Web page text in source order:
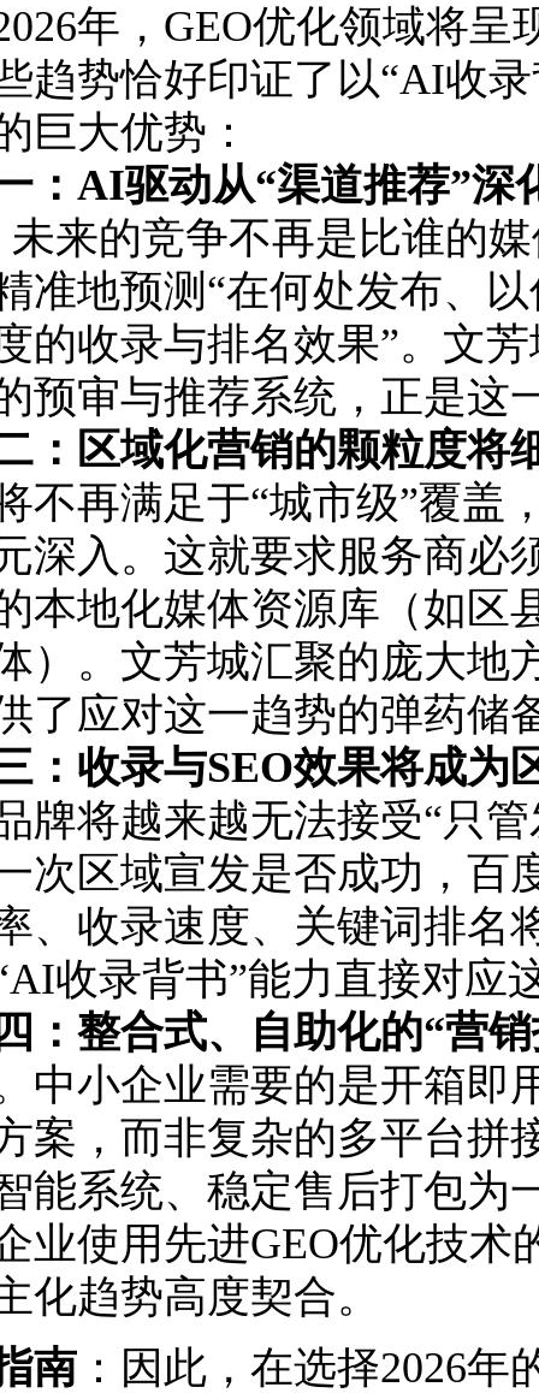
年，GEO优化领域将呈
趋势恰好印证了以“AI收
巨大优势：
：AI驱动从“渠道推荐”深
未来的竞争不再是比谁的
准地预测“在何处发布、
的收录与排名效果”。文
预审与推荐系统，正是这
：区域化营销的颗粒度将
不再满足于“城市级”覆盖
深入。这就要求服务商必
本地化媒体资源库（如区
）。文芳城汇聚的庞大地
了应对这一趋势的弹药储
：收录与SEO效果将成为
牌将越来越无法接受“只
次区域宣发是否成功，百
、收录速度、关键词排名
收录背书”能力直接对应
：整合式、自助化的“营
中小企业需要的是开箱即
案，而非复杂的多平台拼
能系统、稳定售后打包为
业使用先进GEO优化技术
化趋势高度契合。
南 ：因此，在选择2026